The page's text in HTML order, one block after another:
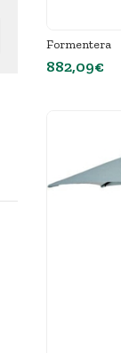
Formentera
882,09€